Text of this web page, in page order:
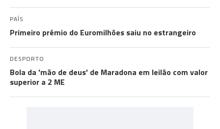
PAÍS
Primeiro prémio do Euromilhões saiu no estrangeiro
DESPORTO
Bola da 'mão de deus' de Maradona em leilão com valor
superior a 2 ME